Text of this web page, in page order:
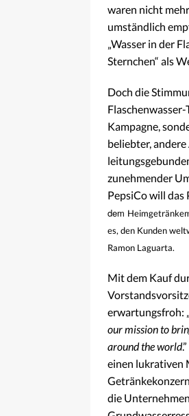
waren nicht
umständlich
„Wasser in der
Sternchen“ als
Doch die
Kampagne,
beliebter,
zunehmender
PepsiCo will das
dem
es, den Kunden
Ramon Laguarta.
Mit dem Kauf
erwartungsfroh: „
our mission to
around the world
einen lukrativen
die